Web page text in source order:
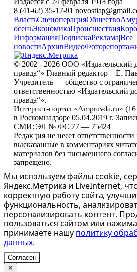
Издается с 24 февраля 1918 года
8 (41-62) 35-17-91
ВластьСпецоперацияОбщество
осеньЭкономикаПроисшествия
ИнформацияПодпискаРеклама|Все
новостиАрхивВидео
© 2002 - 2026 ООО «Издательский
правда“» Главный редактор – Е.
Учредитель — общество с
ответственностью «Издательский
правда“».
Интернет-портал «Ampravda.ru»
в Роскомнадзоре 05.04.2019 г.
СМИ: ЭЛ № ФС 77 — 75424
Редакция не несет ответственности
высказанные в комментариях
материалов без письменного
запрещено.
Мы используем файлы cookie,
Яндекс.Метрика и LiveInternet,
корректную работу сайта,
функциональность,
персонализировать контент.
пользоваться сайтом или
принимаете нашу политику
данных.
Согласен
✕